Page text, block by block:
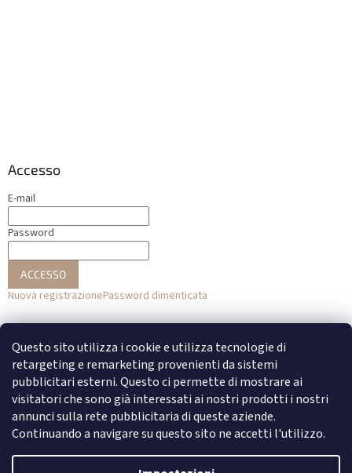
Questo sito utilizza i cookie e utilizza tecnologie di
retargeting e remarketing provenienti da sistemi
pubblicitari esterni. Questo ci permette di mostrare ai
visitatori che sono già interessati ai nostri prodotti i nostri
annunci sulla rete pubblicitaria di queste aziende.
Continuando a navigare su questo sito ne accetti l'utilizzo.
Accesso
E-mail
Password
ACCESSO
Nuova registrazionePassword dimenticata
o
Accesso con Facebook
Accesso con Google